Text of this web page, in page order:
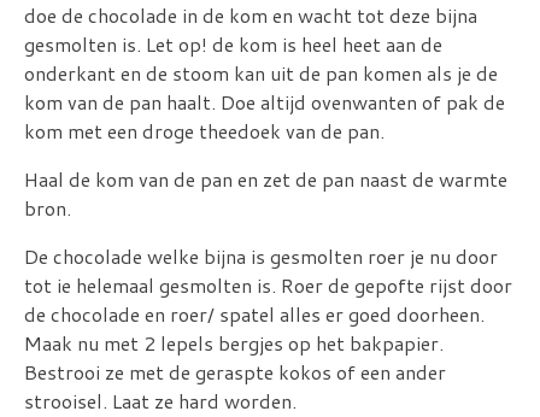
doe de chocolade in de kom en wacht tot deze bijna
gesmolten is. Let op! de kom is heel heet aan de
onderkant en de stoom kan uit de pan komen als je de
kom van de pan haalt. Doe altijd ovenwanten of pak de
kom met een droge theedoek van de pan.
Haal de kom van de pan en zet de pan naast de warmte
bron.
De chocolade welke bijna is gesmolten roer je nu door
tot ie helemaal gesmolten is. Roer de gepofte rijst door
de chocolade en roer/ spatel alles er goed doorheen.
Maak nu met 2 lepels bergjes op het bakpapier.
Bestrooi ze met de geraspte kokos of een ander
strooisel. Laat ze hard worden.